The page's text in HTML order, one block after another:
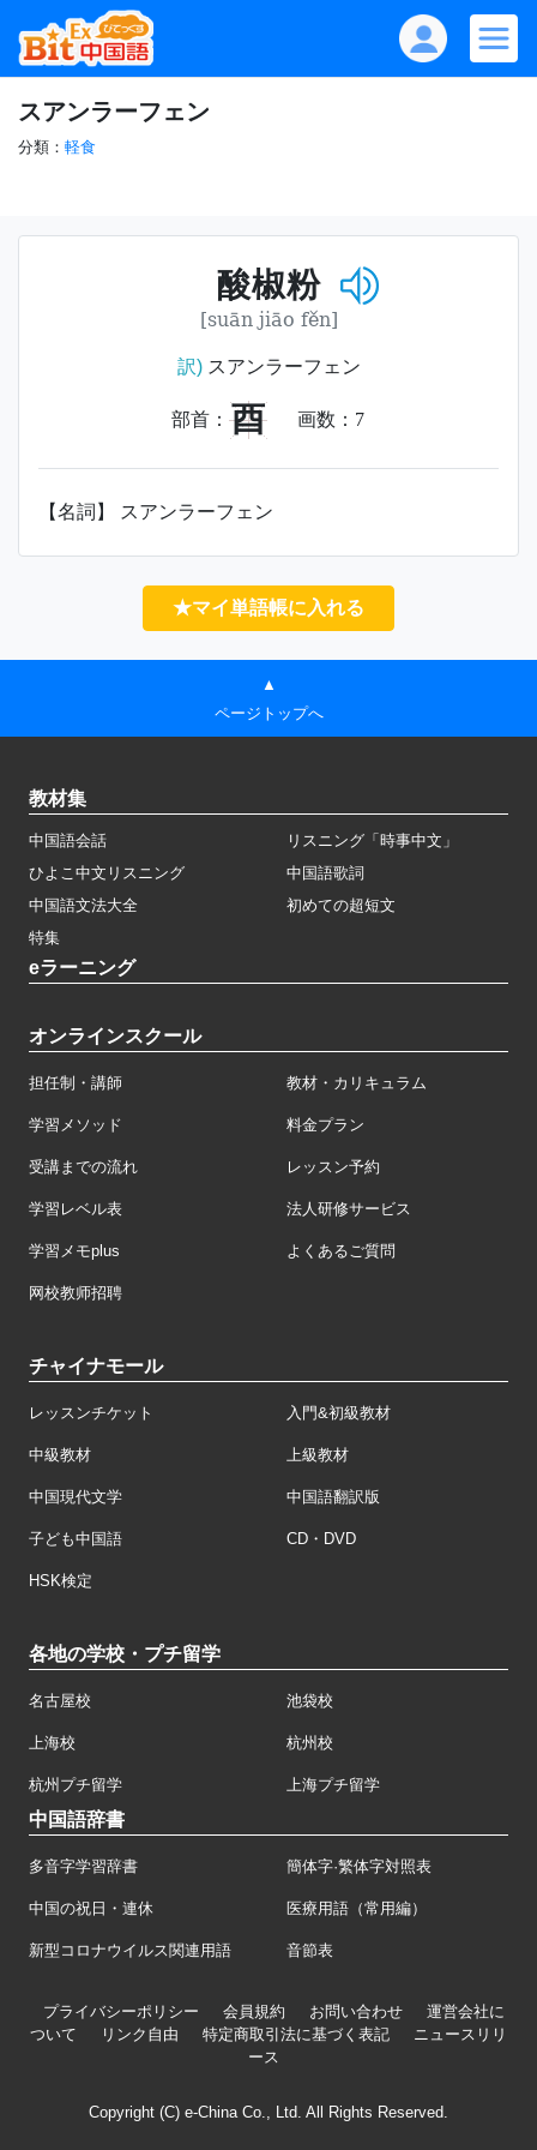
スアンラーフェン
分類： 軽食
酸椒粉
[suān jiāo fěn]
訳)スアンラーフェン
部首： 酉 画数： 7
【名詞】 スアンラーフェン
★マイ単語帳に入れる
▲
ページトップへ
教材集
中国語会話
リスニング「時事中文」
ひよこ中文リスニング
中国語歌詞
中国語文法大全
初めての超短文
特集
eラーニング
オンラインスクール
担任制・講師 教材・カリキュラム
学習メソッド 料金プラン
受講までの流れ レッスン予約
学習レベル表 法人研修サービス
学習メモplus よくあるご質問
网校教师招聘
チャイナモール
レッスンチケット 入門&初級教材
中級教材 上級教材
中国現代文学 中国語翻訳版
子ども中国語 CD・DVD
HSK検定
各地の学校・プチ留学
名古屋校 池袋校
上海校 杭州校
杭州プチ留学 上海プチ留学
中国語辞書
多音字学習辞書 簡体字·繁体字対照表
中国の祝日・連休 医療用語（常用編）
新型コロナウイルス関連用語 音節表
プライバシーポリシー 会員規約 お問い合わせ
運営会社に
ついて
リンク自由 特定商取引法に基づく表記
ニュースリリ
ース
Copyright (C) e-China Co., Ltd. All Rights Reserved.